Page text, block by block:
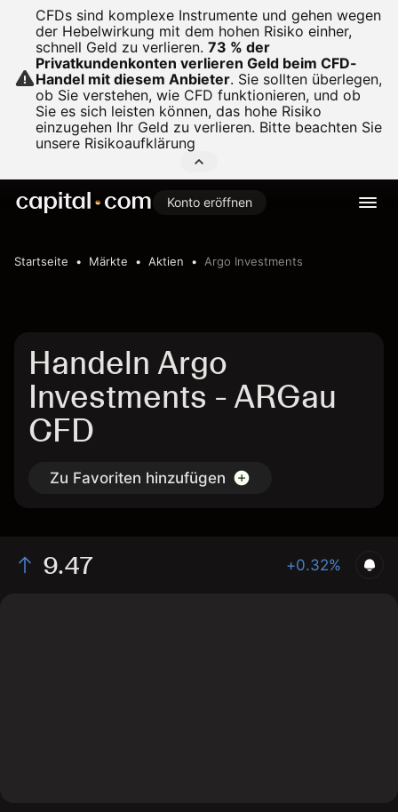
CFDs sind komplexe Instrumente und gehen wegen
der Hebelwirkung mit dem hohen Risiko einher,
schnell Geld zu verlieren. 73 % der
Privatkundenkonten verlieren Geld beim CFD-
Handel mit diesem Anbieter. Sie sollten überlegen,
ob Sie verstehen, wie CFD funktionieren, und ob
Sie es sich leisten können, das hohe Risiko
einzugehen Ihr Geld zu verlieren. Bitte beachten Sie
unsere Risikoaufklärung
Konto eröffnen
Startseite Märkte Aktien Argo Investments
Handeln Argo
Investments - ARGau
CFD
Zu Favoriten hinzufügen
9.47 +0.32%